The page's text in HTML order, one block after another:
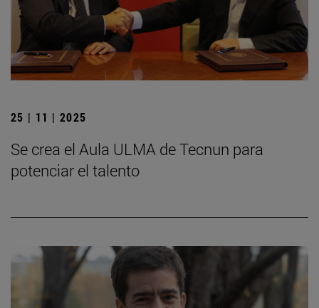
25 | 11 | 2025
Se crea el Aula ULMA de Tecnun para
potenciar el talento